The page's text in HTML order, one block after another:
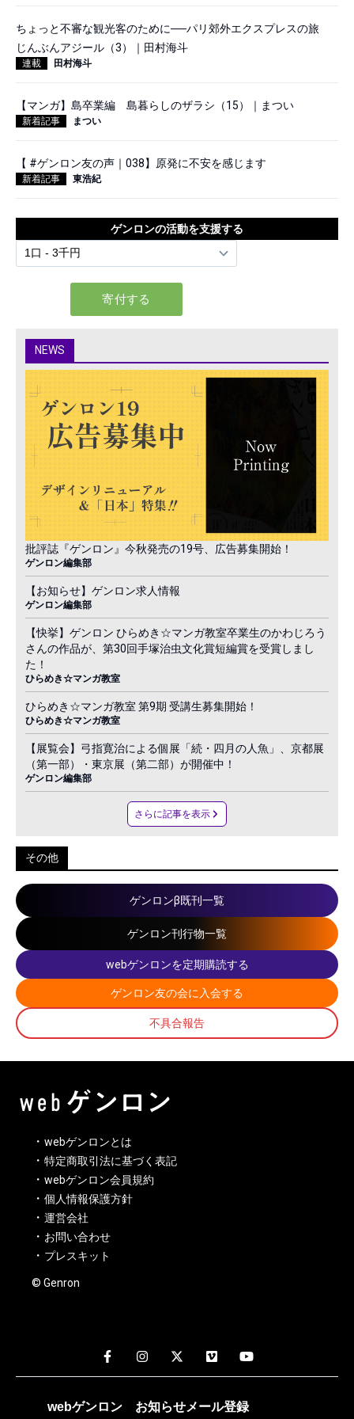
ちょっと不審な観光客のために──パリ郊外エクスプレスの旅
じんぶんアジール（3）｜田村海斗
連載 田村海斗
【マンガ】島卒業編 島暮らしのザラシ（15）｜まつい
新着記事 まつい
【 #ゲンロン友の声｜038】原発に不安を感じます
新着記事 東浩紀
ゲンロンの活動を支援する
NEWS
批評誌『ゲンロン』今秋発売の19号、広告募集開始！
ゲンロン編集部
【お知らせ】ゲンロン求人情報
ゲンロン編集部
【快挙】ゲンロン ひらめき☆マンガ教室卒業生のかわじろう
さんの作品が、第30回手塚治虫文化賞短編賞を受賞しまし
た！
ひらめき☆マンガ教室
ひらめき☆マンガ教室 第9期 受講生募集開始！
ひらめき☆マンガ教室
【展覧会】弓指寛治による個展「続・四月の人魚」、京都展
（第一部）・東京展（第二部）が開催中！
ゲンロン編集部
さらに記事を表示
その他
ゲンロンβ既刊一覧
ゲンロン刊行物一覧
webゲンロンを定期購読する
ゲンロン友の会に入会する
不具合報告
webゲンロンとは
特定商取引法に基づく表記
webゲンロン会員規約
個人情報保護方針
運営会社
お問い合わせ
プレスキット
© Genron
webゲンロン お知らせメール登録